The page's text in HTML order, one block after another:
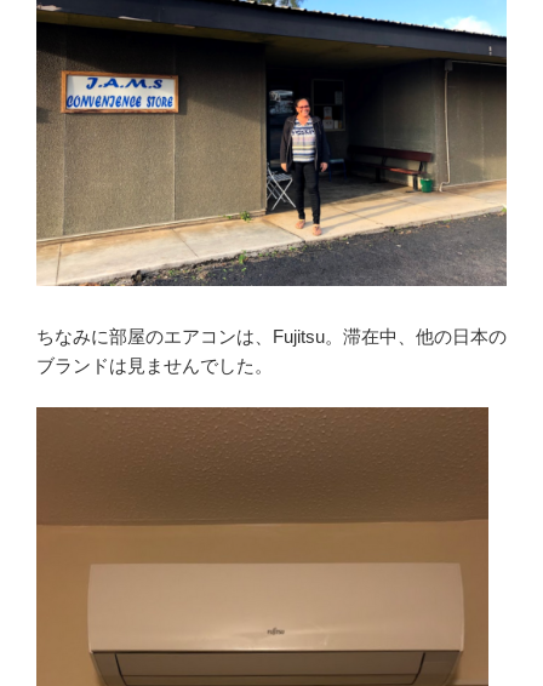
ちなみに部屋のエアコンは、Fujitsu。滞在中、他の日本の
ブランドは見ませんでした。